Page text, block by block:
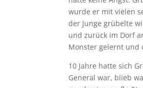
wurde er mit vielen
der Junge grübelte
und zurück im Dorf
Monster gelernt und
10 Jahre hatte sich
General war, blieb